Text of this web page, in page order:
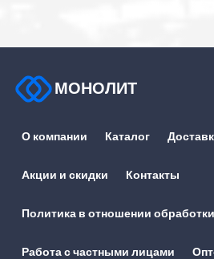
МОНОЛИТ
О компании Каталог
Акции и скидки Контакты
Политика в отношении
Работа с частными лицами